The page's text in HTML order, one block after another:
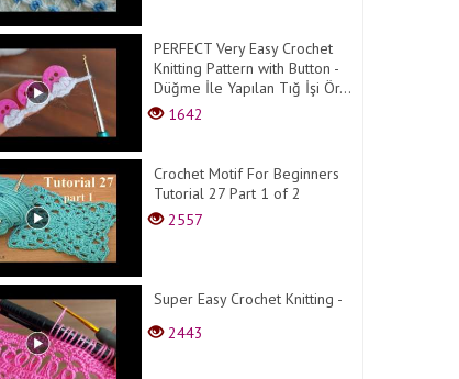
PERFECT Very Easy Crochet
Knitting Pattern with Button -
Düğme İle Yapılan Tığ İşi Ör...
1642
Crochet Motif For Beginners
Tutorial 27 Part 1 of 2
2557
Super Easy Crochet Knitting -
2443